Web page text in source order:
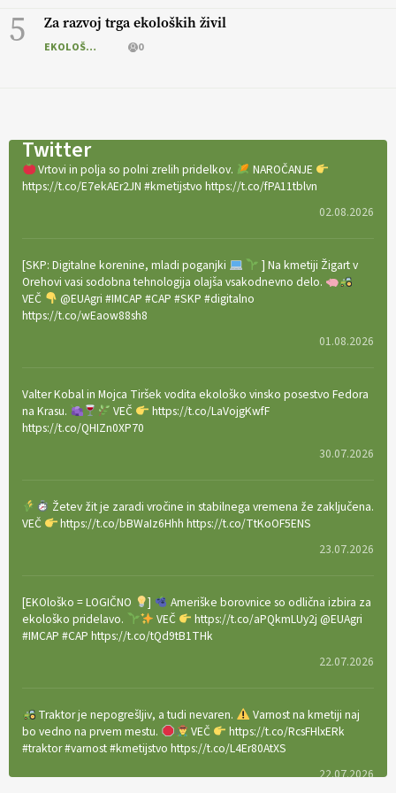
5 Za razvoj trga ekoloških živil
EKOLOŠKO LOGIČNO 0
Twitter
Vrtovi in polja so polni zrelih pridelkov.
NAROČANJE
https://t.co/E7ekAEr2JN #kmetijstvo https://t.co/fPA11tblvn
02.08.2026
[SKP: Digitalne korenine, mladi poganjki
] Na kmetiji Žigart v
Orehovi vasi sodobna tehnologija olajša vsakodnevno delo.
VEČ
@EUAgri #IMCAP #CAP #SKP #digitalno
https://t.co/wEaow88sh8
01.08.2026
Valter Kobal in Mojca Tiršek vodita ekološko vinsko posestvo Fedora
na Krasu.
VEČ
https://t.co/LaVojgKwfF
https://t.co/QHIZn0XP70
30.07.2026
Žetev žit je zaradi vročine in stabilnega vremena že zaključena.
VEČ
https://t.co/bBWaIz6Hhh https://t.co/TtKoOF5ENS
23.07.2026
[EKOloško = LOGIČNO ]
Ameriške borovnice so odlična izbira za
ekološko pridelavo.
VEČ
https://t.co/aPQkmLUy2j @EUAgri
#IMCAP #CAP https://t.co/tQd9tB1THk
22.07.2026
Traktor je nepogrešljiv, a tudi nevaren.
Varnost na kmetiji naj
bo vedno na prvem mestu.
VEČ
https://t.co/RcsFHlxERk
#traktor #varnost #kmetijstvo https://t.co/L4Er80AtXS
22.07.2026